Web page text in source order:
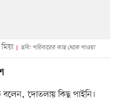
ছবি: পরিবারের কাছ থেকে পাওয়া
‘দোতলায় কিছু পাইনি।